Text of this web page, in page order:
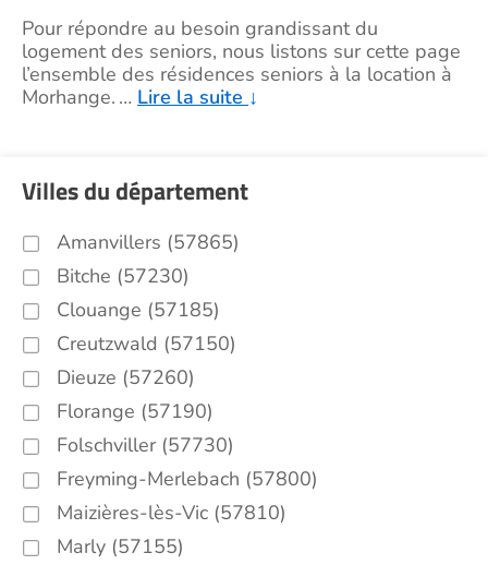
Pour répondre au besoin grandissant du
logement des seniors, nous listons sur cette page
l’ensemble des résidences seniors à la location à
Morhange. … Lire la suite ↓
Villes du département
Amanvillers (57865)
Bitche (57230)
Clouange (57185)
Creutzwald (57150)
Dieuze (57260)
Florange (57190)
Folschviller (57730)
Freyming-Merlebach (57800)
Maizières-lès-Vic (57810)
Marly (57155)